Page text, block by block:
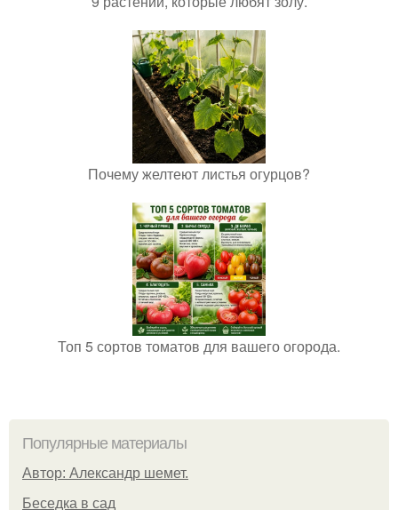
Почему желтеют листья огурцов?
Топ 5 сортов томатов для вашего огорода.
Популярные материалы
Автор: Александр шемет.
Беседка в сад